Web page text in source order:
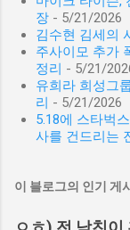
장 - 5/21/2026
김수현 김세의
주사이모 추가
정리 - 5/21/
유희라 희성그
리 - 5/21/2026
5.18에 스타벅
사를 건드리는
이 블로그의 인기 게